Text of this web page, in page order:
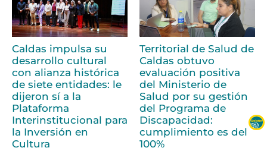
Caldas impulsa su
desarrollo cultural
con alianza histórica
de siete entidades: le
dijeron sí a la
Plataforma
Interinstitucional para
la Inversión en
Cultura
Territorial de Salud de
Caldas obtuvo
evaluación positiva
del Ministerio de
Salud por su gestión
del Programa de
Discapacidad:
cumplimiento es del
100%